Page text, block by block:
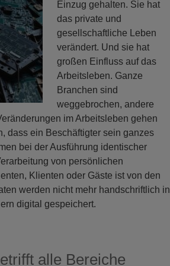
Einzug gehalten. Sie hat
das private und
gesellschaftliche Leben
verändert. Und sie hat
großen Einfluss auf das
Arbeitsleben. Ganze
Branchen sind
weggebrochen, andere
im Arbeitsleben gehen
dass ein Beschäftigter sein ganzes
bei der Ausführung identischer
von persönlichen
Klienten oder Gäste ist von den
werden nicht mehr handschriftlich in
digital gespeichert.
alle Bereiche